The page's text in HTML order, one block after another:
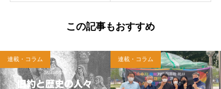
この記事もおすすめ
連載・コラム 連載・コラム